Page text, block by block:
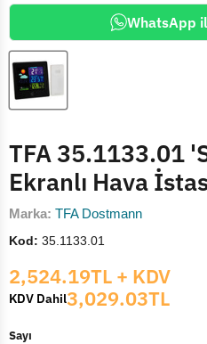
WhatsApp
TFA 35.1133.01
Ekranlı Hava
Marka: TFA Dostmann
Kod: 35.1133.01
Mevcut fiyat
2,524.19TL + KDV
KDV Dahil3,029.03TL
Sayı